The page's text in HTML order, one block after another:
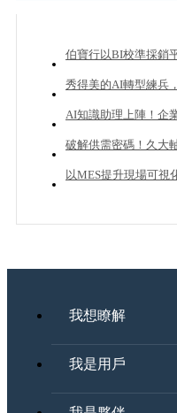
伯寶行以BI校準採銷
秀得美的AI轉型練兵
20%業績成長？
AI知識助理上陣！企
破解供需密碼！久大
管理
以MES提升現場可視
我想瞭解
我是用戶